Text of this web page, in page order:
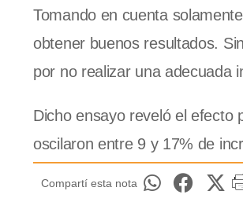
Tomando en cuenta
obtener buenos resultados.
por no realizar una adecuada
Dicho ensayo reveló el efecto
oscilaron entre 9 y 17% de
Compartí esta nota